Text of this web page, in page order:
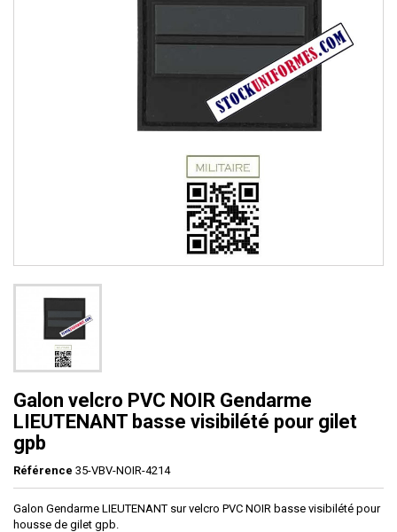
Galon velcro PVC NOIR Gendarme
LIEUTENANT basse visibilété pour gilet
gpb
Référence 35-VBV-NOIR-4214
Galon Gendarme LIEUTENANT sur velcro PVC NOIR basse visibilété pour
housse de gilet gpb.